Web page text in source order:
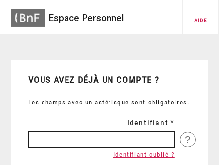
Espace Personnel AIDE
VOUS AVEZ DÉJÀ UN COMPTE ?
Les champs avec un astérisque sont obligatoires.
Identifiant
?
Identifiant oublié ?